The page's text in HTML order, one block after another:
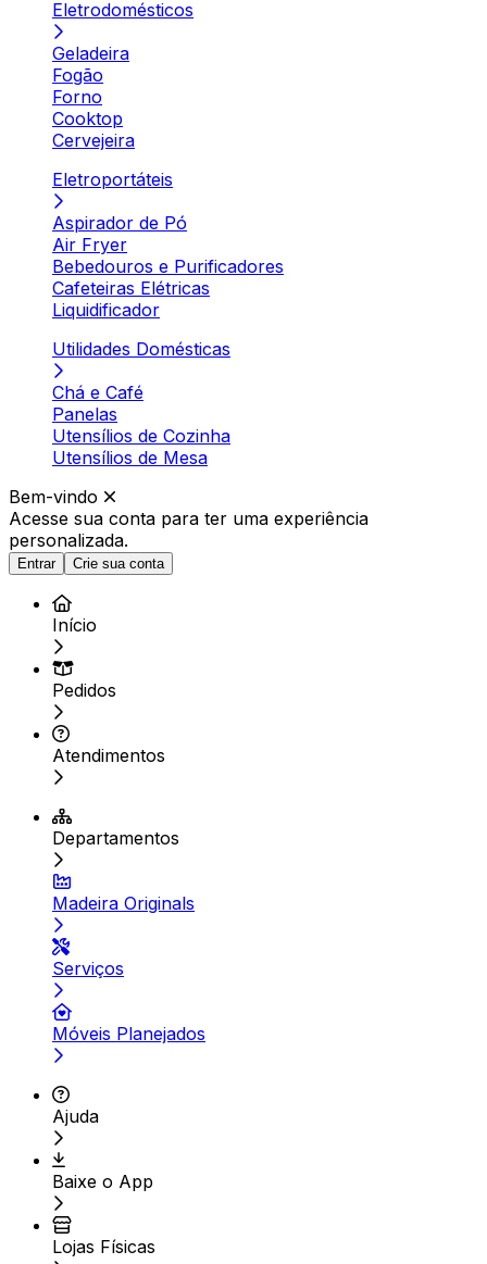
Eletrodomésticos
Geladeira
Fogão
Forno
Cooktop
Cervejeira
Eletroportáteis
Aspirador de Pó
Air Fryer
Bebedouros e Purificadores
Cafeteiras Elétricas
Liquidificador
Utilidades Domésticas
Chá e Café
Panelas
Utensílios de Cozinha
Utensílios de Mesa
Bem-vindo
Acesse sua conta para ter uma experiência
personalizada.
Entrar Crie sua conta
Início
Pedidos
Atendimentos
Departamentos
Madeira Originals
Serviços
Móveis Planejados
Ajuda
Baixe o App
Lojas Físicas